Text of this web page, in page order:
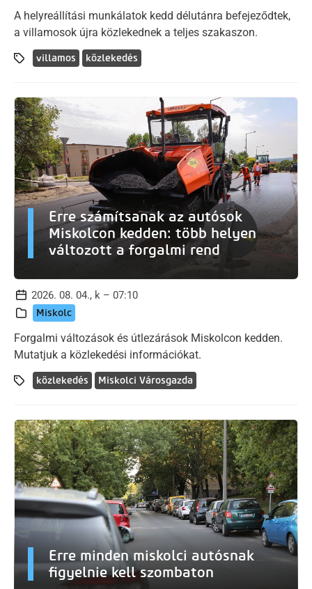
A helyreállítási munkálatok kedd délutánra befejeződtek,
a villamosok újra közlekednek a teljes szakaszon.
villamos közlekedés
Erre számítsanak az autósok
Miskolcon kedden: több helyen
változott a forgalmi rend
2026. 08. 04., k – 07:10
Miskolc
Forgalmi változások és útlezárások Miskolcon kedden.
Mutatjuk a közlekedési információkat.
közlekedés Miskolci Városgazda
Erre minden miskolci autósnak
figyelnie kell szombaton